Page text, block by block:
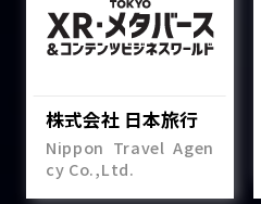
株式会社 日本旅行
Nippon Travel Agen
cy Co.,Ltd.